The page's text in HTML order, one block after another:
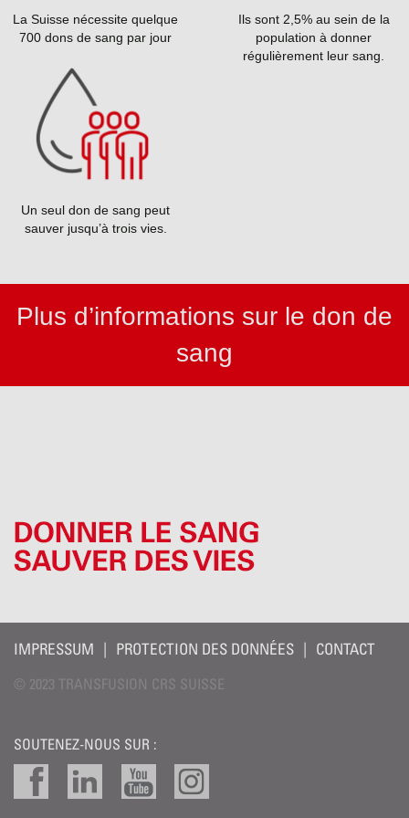
La Suisse nécessite quelque
700 dons de sang par jour
Ils sont 2,5% au sein de la
population à donner
régulièrement leur sang.
Un seul don de sang peut
sauver jusqu’à trois vies.
Plus d’informations sur le don de
sang
IMPRESSUM PROTECTION DES DONNÉES CONTACT
© 2023 TRANSFUSION CRS SUISSE
SOUTENEZ-NOUS SUR :